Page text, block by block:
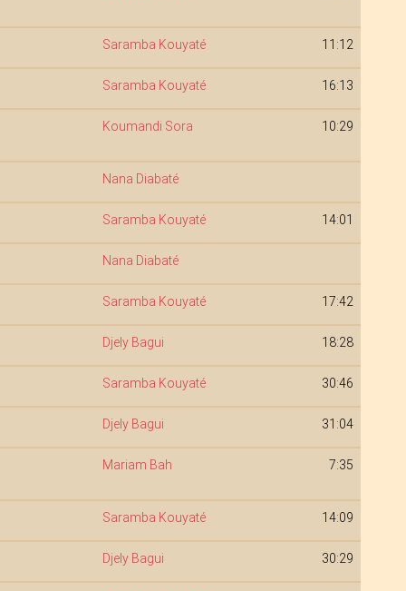
Saramba Kouyaté 11:12
Saramba Kouyaté 16:13
Koumandi Sora 10:29
Nana Diabaté
Saramba Kouyaté 14:01
Nana Diabaté
Saramba Kouyaté 17:42
Djely Bagui 18:28
Saramba Kouyaté 30:46
Djely Bagui 31:04
Mariam Bah 7:35
Saramba Kouyaté 14:09
Djely Bagui 30:29